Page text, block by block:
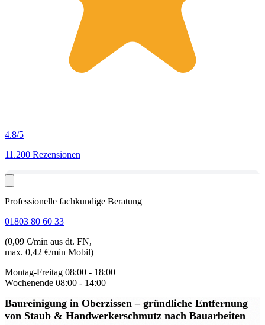
4.8/5
11.200 Rezensionen
Professionelle fachkundige Beratung
01803 80 60 33
(0,09 €/min aus dt. FN,
max. 0,42 €/min Mobil)
Montag-Freitag 08:00 - 18:00
Wochenende 08:00 - 14:00
Baureinigung in Oberzissen– gründliche Entfernung
von Staub & Handwerkerschmutz nach Bauarbeiten